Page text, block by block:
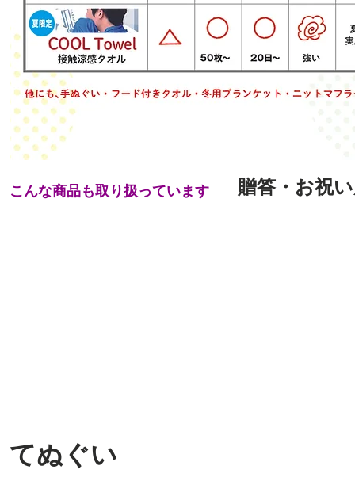
こんな商品も取り扱っています 贈答・お祝
てぬぐい